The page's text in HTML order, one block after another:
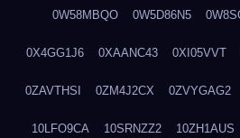
0W58MBQO 0W5D86N5
0X4GG1J6 0XAANC43 0XI05VVT
0ZAVTHSI 0ZM4J2CX 0ZVYGAG2
10LFO9CA 10SRNZZ2 10ZH1AUS